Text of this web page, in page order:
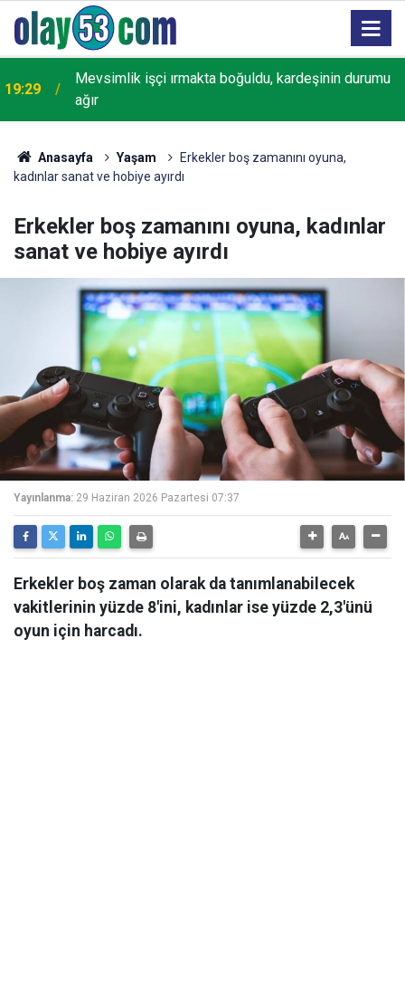
18:22 Rize'de "Yaşayan Miras Şöleni" başladı
Anasayfa Yaşam
Erkekler boş zamanını oyuna,
kadınlar sanat ve hobiye ayırdı
Erkekler boş zamanını oyuna, kadınlar
sanat ve hobiye ayırdı
Yayınlanma: 29 Haziran 2026 Pazartesi 07:37
Erkekler boş zaman olarak da tanımlanabilecek
vakitlerinin yüzde 8'ini, kadınlar ise yüzde 2,3'ünü
oyun için harcadı.